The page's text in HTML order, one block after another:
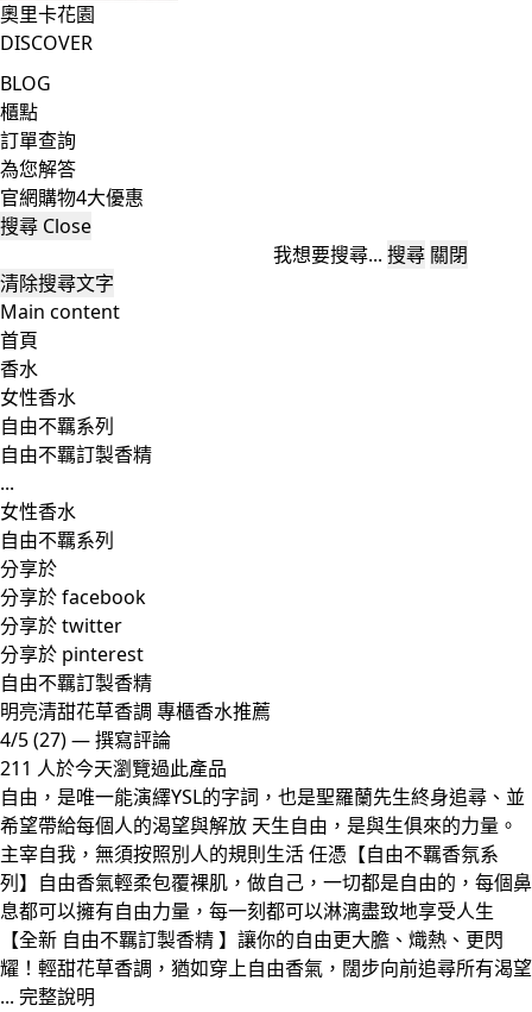
奧里卡花園
DISCOVER
BLOG
櫃點
訂單查詢
為您解答
官網購物4大優惠
搜尋 Close
我想要搜尋... 搜尋 關閉
清除搜尋文字
Main content
首頁
香水
女性香水
自由不羈系列
自由不羈訂製香精
...
女性香水
自由不羈系列
分享於
分享於 facebook
分享於 twitter
分享於 pinterest
自由不羈訂製香精
明亮清甜花草香調 專櫃香水推薦
4/5(27)—撰寫評論
211 人於今天瀏覽過此產品
自由，是唯一能演繹YSL的字詞，也是聖羅蘭先生終身追尋、並
希望帶給每個人的渴望與解放 天生自由，是與生俱來的力量。
主宰自我，無須按照別人的規則生活 任憑【自由不羈香氛系
列】自由香氣輕柔包覆裸肌，做自己，一切都是自由的，每個鼻
息都可以擁有自由力量，每一刻都可以淋漓盡致地享受人生
【全新 自由不羈訂製香精 】讓你的自由更大膽、熾熱、更閃
耀！輕甜花草香調，猶如穿上自由香氣，闊步向前追尋所有渴望
... 完整說明